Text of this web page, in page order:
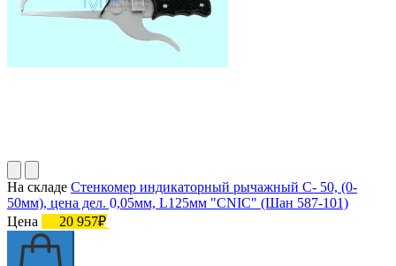
На складе Стенкомер индикаторный рычажный С- 50, (0-
50мм), цена дел. 0,05мм, L125мм "CNIC" (Шан 587-101)
Цена
20 957₽